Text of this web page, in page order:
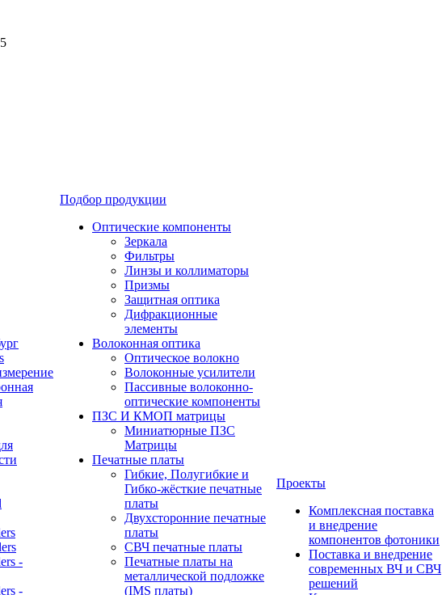
-
-
Подбор продукции
Оптические компоненты
Зеркала
Фильтры
Линзы и коллиматоры
Призмы
Защитная оптика
Дифракционные
элементы
Волоконная оптика
Оптическое волокно
Волоконные усилители
Пассивные волоконно-
оптические компоненты
ПЗС И КМОП матрицы
Миниатюрные ПЗС
Матрицы
Печатные платы
Гибкие, Полугибкие и
Гибко-жёсткие печатные
платы
Двухсторонние печатные
платы
СВЧ печатные платы
Печатные платы на
металлической подложке
(IMS платы)
Проекты
Комплексная поставка
и внедрение
компонентов фотоники
Поставка и внедрение
современных ВЧ и СВЧ
решений